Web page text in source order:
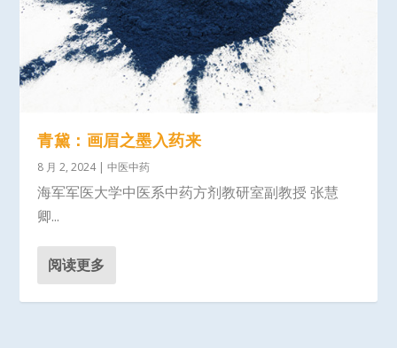
青黛：画眉之墨入药来
8 月 2, 2024|中医中药
海军军医大学中医系中药方剂教研室副教授 张慧
卿...
阅读更多